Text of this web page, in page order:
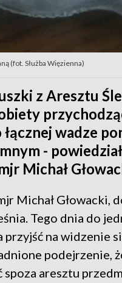
(fot. Służba Więzienna)
z Aresztu
wadze
-
Michał
Michał Głowacki,
Tego dnia do
przyjść na widzenie
podejrzenie,
spoza aresztu